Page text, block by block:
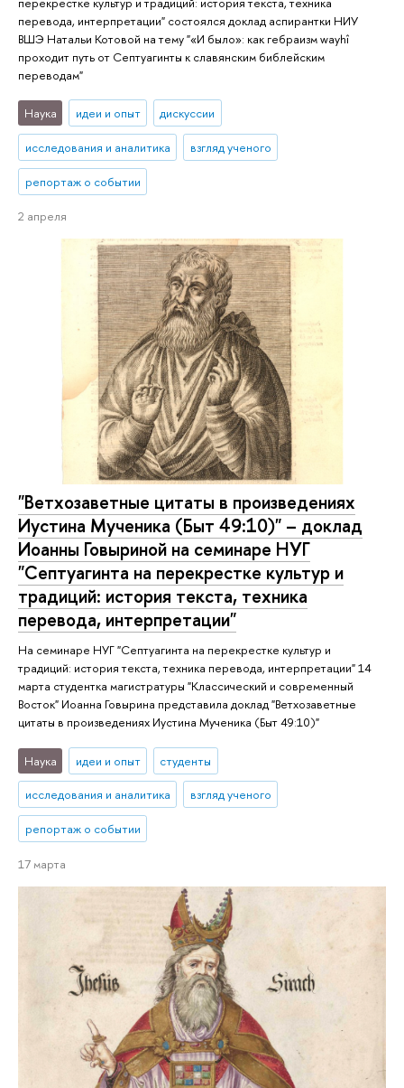
перевода, интерпретации" состоялся доклад аспирантки НИУ
ВШЭ Натальи Котовой на тему "«И было»: как гебраизм wayhî
проходит путь от Септуагинты к славянским библейским
переводам"
Наука идеи и опыт дискуссии
исследования и аналитика взгляд ученого
репортаж о событии
2 апреля
"Ветхозаветные цитаты в произведениях
Иустина Мученика (Быт 49:10)" – доклад
Иоанны Говыриной на семинаре НУГ
"Септуагинта на перекрестке культур и
традиций: история текста, техника
перевода, интерпретации"
На семинаре НУГ "Септуагинта на перекрестке культур и
традиций: история текста, техника перевода, интерпретации" 14
марта студентка магистратуры "Классический и современный
Восток" Иоанна Говырина представила доклад "Ветхозаветные
цитаты в произведениях Иустина Мученика (Быт 49:10)"
Наука идеи и опыт студенты
исследования и аналитика взгляд ученого
репортаж о событии
17 марта